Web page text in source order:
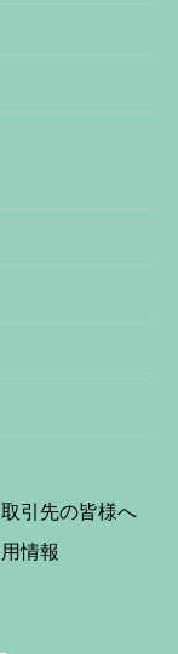
引先の皆様へ
情報